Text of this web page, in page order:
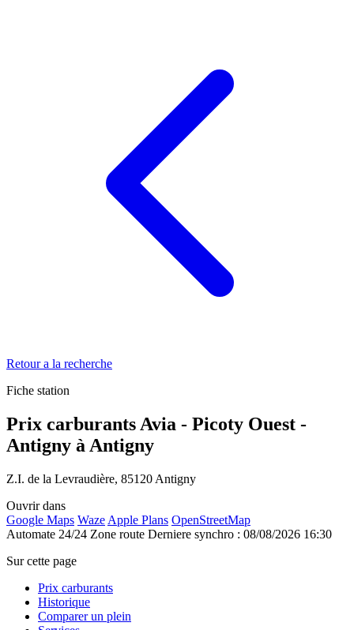
Retour a la recherche
Fiche station
Prix carburants Avia - Picoty Ouest -
Antigny à Antigny
Z.I. de la Levraudière, 85120 Antigny
Ouvrir dans
Google Maps Waze Apple Plans OpenStreetMap
Automate 24/24 Zone route Derniere synchro : 08/08/2026 16:30
Sur cette page
Prix carburants
Historique
Comparer un plein